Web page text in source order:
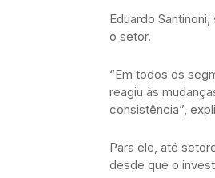
Eduardo
o setor.
“Em todos os
reagiu às
consistência”,
Para ele, até
desde que o